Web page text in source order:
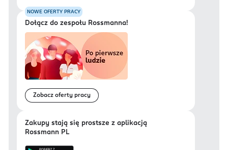
NOWE OFERTY PRACY
Dołącz do zespołu Rossmanna!
Zobacz oferty pracy
Zakupy stają się prostsze z aplikacją
Rossmann PL